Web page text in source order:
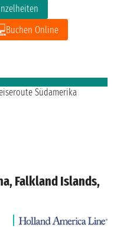
Buchen Online
Falkland Islands,